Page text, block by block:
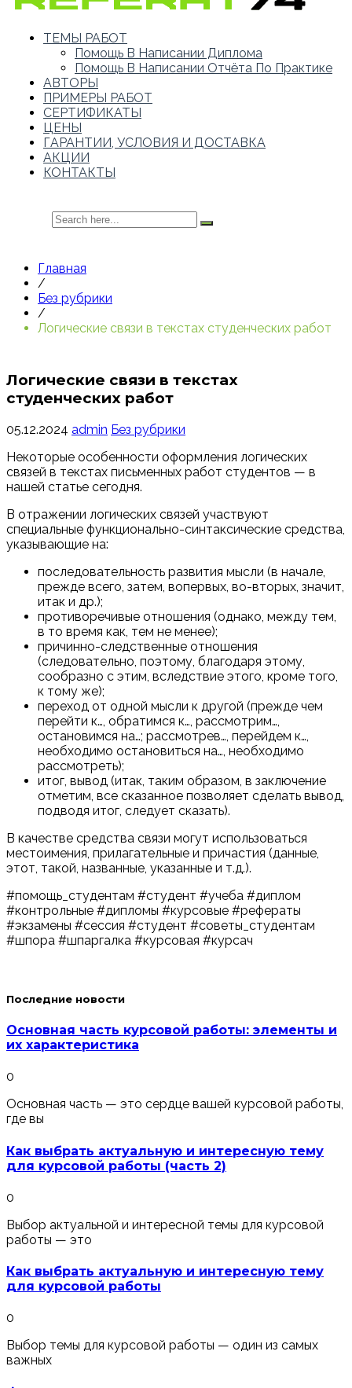
ТЕМЫ РАБОТ
Помощь В Написании Диплома
Помощь В Написании Отчёта По Практике
АВТОРЫ
ПРИМЕРЫ РАБОТ
СЕРТИФИКАТЫ
ЦЕНЫ
ГАРАНТИИ, УСЛОВИЯ И ДОСТАВКА
АКЦИИ
КОНТАКТЫ
Главная
/
Без рубрики
/
Логические связи в текстах студенческих работ
Логические связи в текстах
студенческих работ
05.12.2024 admin Без рубрики
Некоторые особенности оформления логических
связей в текстах письменных работ студентов — в
нашей статье сегодня.
В отражении логических связей участвуют
специальные функционально-синтаксические средства,
указывающие на:
последовательность развития мысли (в начале,
прежде всего, затем, вопервых, во-вторых, значит,
итак и др.);
противоречивые отношения (однако, между тем,
в то время как, тем не менее);
причинно-следственные отношения
(следовательно, поэтому, благодаря этому,
сообразно с этим, вследствие этого, кроме того,
к тому же);
переход от одной мысли к другой (прежде чем
перейти к…, обратимся к…, рассмотрим…,
остановимся на…; рассмотрев…, перейдем к…,
необходимо остановиться на…, необходимо
рассмотреть);
итог, вывод (итак, таким образом, в заключение
отметим, все сказанное позволяет сделать вывод,
подводя итог, следует сказать).
В качестве средства связи могут использоваться
местоимения, прилагательные и причастия (данные,
этот, такой, названные, указанные и т.д.).
#помощь_студентам #студент #учеба #диплом
#контрольные #дипломы #курсовые #рефераты
#экзамены #сессия #студент #советы_студентам
#шпора #шпаргалка #курсовая #курсач
Последние новости
Основная часть курсовой работы: элементы и
их характеристика
0
Основная часть — это сердце вашей курсовой работы,
где вы
Как выбрать актуальную и интересную тему
для курсовой работы (часть 2)
0
Выбор актуальной и интересной темы для курсовой
работы — это
Как выбрать актуальную и интересную тему
для курсовой работы
0
Выбор темы для курсовой работы — один из самых
важных